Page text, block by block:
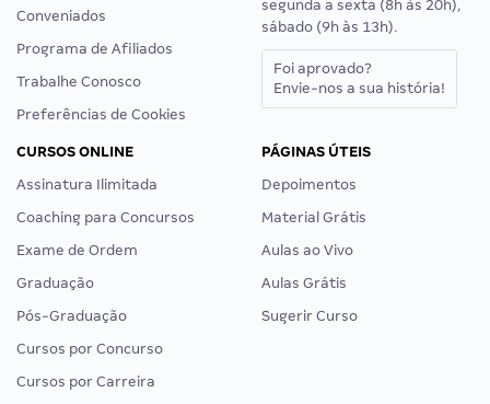
Conveniados
Programa de Afiliados
Trabalhe Conosco
Preferências de Cookies
segunda a sexta (8h às 20h),
sábado (9h às 13h).
Foi aprovado?
Envie-nos a sua história!
CURSOS ONLINE
Assinatura Ilimitada
Coaching para Concursos
Exame de Ordem
Graduação
Pós-Graduação
Cursos por Concurso
Cursos por Carreira
PÁGINAS ÚTEIS
Depoimentos
Material Grátis
Aulas ao Vivo
Aulas Grátis
Sugerir Curso